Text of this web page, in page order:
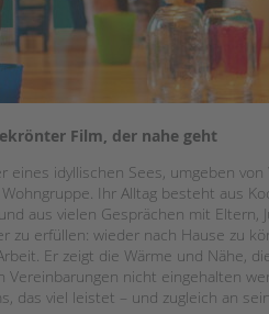
Film, der nahe geht
eines idyllischen Sees, umgeben
Ihr Alltag besteht aus
aus vielen Gesprächen mit Eltern,
zu erfüllen: wieder nach Hause zu
Er zeigt die Wärme und Nähe,
Vereinbarungen nicht eingehalten
das viel leistet – und zugleich an